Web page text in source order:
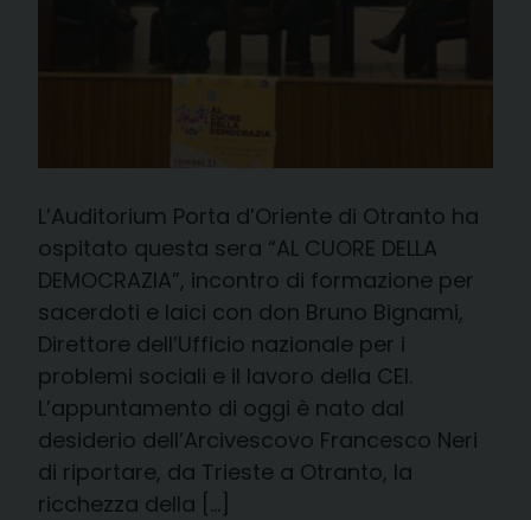
L’Auditorium Porta d’Oriente di Otranto ha
ospitato questa sera “AL CUORE DELLA
DEMOCRAZIA”, incontro di formazione per
sacerdoti e laici con don Bruno Bignami,
Direttore dell’Ufficio nazionale per i
problemi sociali e il lavoro della CEI.
L’appuntamento di oggi è nato dal
desiderio dell’Arcivescovo Francesco Neri
di riportare, da Trieste a Otranto, la
ricchezza della […]